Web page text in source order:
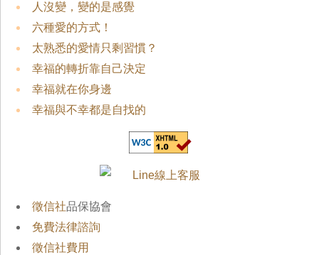
人沒變，變的是感覺
六種愛的方式！
太熟悉的愛情只剩習慣？
幸福的轉折靠自己決定
幸福就在你身邊
幸福與不幸都是自找的
徵信社品保協會
免費法律諮詢
徵信社費用